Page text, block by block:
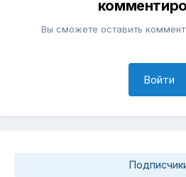
Вы сможете оставить
Войти